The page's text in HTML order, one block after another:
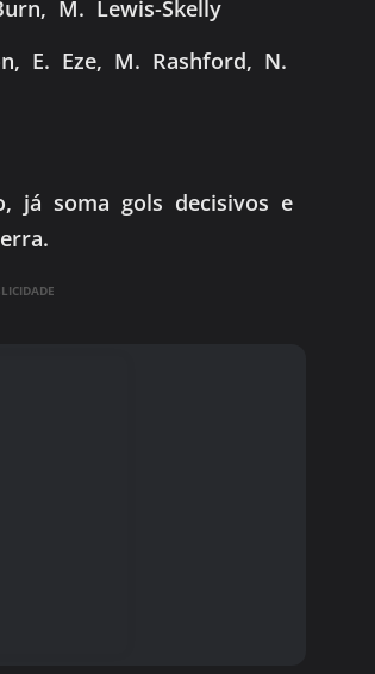
M. Lewis-Skelly
E. Eze, M. Rashford, N.
já soma gols decisivos e